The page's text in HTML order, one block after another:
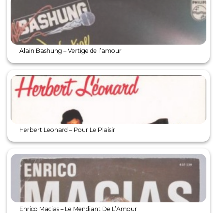
Alain Bashung – Vertige de l’amour
Herbert Leonard – Pour Le Plaisir
Enrico Macias – Le Mendiant De L’Amour